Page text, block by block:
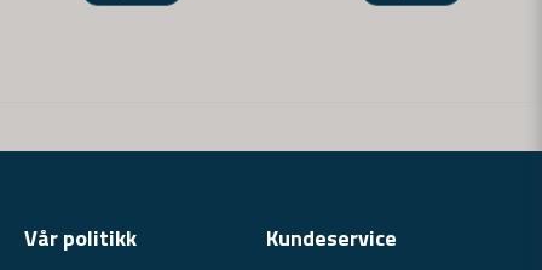
Vår politikk Kundeservice